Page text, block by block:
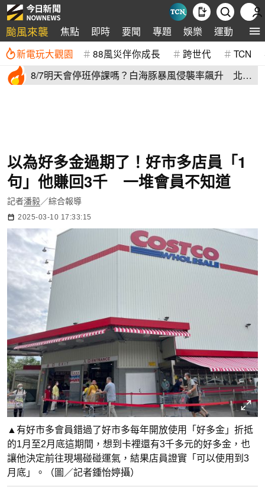
颱風來襲 焦點 即時 要聞 專題 娛樂 運動 全球
新電玩大觀園 88風災伴你成長 跨世代 TCN
8/7明天會停班停課嗎？白海豚暴風侵襲率飆升 北北
以為好多金過期了！好市多店員「1
句」他賺回3千 一堆會員不知道
記者潘毅／綜合報導
2025-03-10 17:33:15
▲有好市多會員錯過了好市多每年開放使用「好多金」折抵
的1月至2月底這期間，想到卡裡還有3千多元的好多金，也
讓他決定前往現場碰碰運氣，結果店員證實「可以使用到3
月底」。（圖／記者鍾怡婷攝）